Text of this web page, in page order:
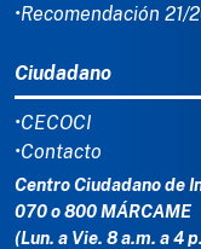
•Recomendación 21/
Ciudadano
•CECOCI
•Contacto
Centro Ciudadano de
070 o 800 MÁRCAME
(Lun. a Vie. 8 a.m. a 4